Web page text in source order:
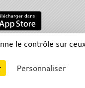
cookies
inapproprié
Connexion
le contrôle sur
Personnaliser